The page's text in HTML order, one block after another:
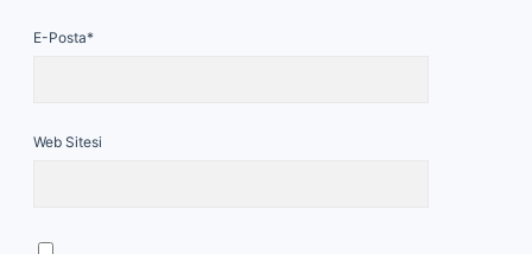
E-Posta*
Web Sitesi